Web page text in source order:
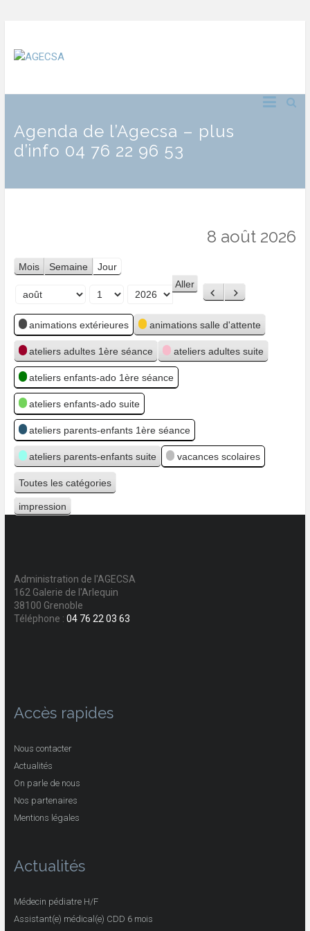
Agenda de l’Agecsa – plus
d’info 04 76 22 96 53
8 août 2026
Mois Semaine Jour
Précédent
Suivant
Catégories
animations extérieures animations salle d'attente
ateliers adultes 1ère séance ateliers adultes suite
ateliers enfants-ado 1ère séance
ateliers enfants-ado suite
ateliers parents-enfants 1ère séance
ateliers parents-enfants suite vacances scolaires
Toutes les catégories
Vue
impression
Administration de l'AGECSA
162 Galerie de l'Arlequin
38100 Grenoble
Téléphone : 04 76 22 03 63
Accès rapides
Nous contacter
Actualités
On parle de nous
Nos partenaires
Mentions légales
Actualités
Médecin pédiatre H/F
Assistant(e) médical(e) CDD 6 mois